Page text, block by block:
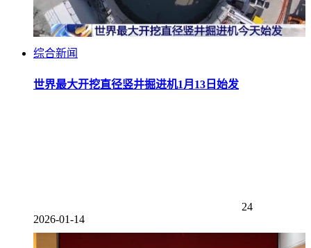
综合新闻
世界最大开挖直径竖井掘进机1月13日始发
24
2026-01-14